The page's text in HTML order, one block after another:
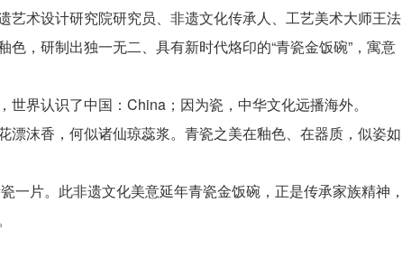
术设计研究院研究员、非遗文化传承人、工艺美术大师王法
，研制出独一无二、具有新时代烙印的“青瓷金饭碗”，寓意
界认识了中国：China；因为瓷，中华文化远播海外。
沫香，何似诸仙琼蕊浆。青瓷之美在釉色、在器质，似姿如
片。此非遗文化美意延年青瓷金饭碗，正是传承家族精神，